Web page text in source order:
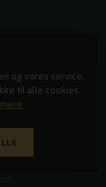
ind i den
historiens
med
og vores service.
til alle cookies.